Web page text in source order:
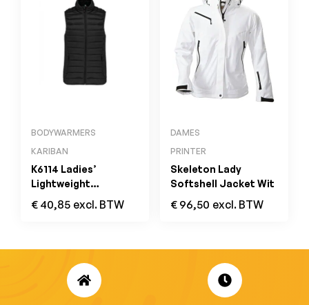
BODYWARMERS
KARIBAN
K6114 Ladies’
Lightweight
Sleeveless Down
Jacket Black
€ 40,85 excl. BTW
DAMES
PRINTER
Skeleton Lady
Softshell Jacket Wit
€ 96,50 excl. BTW